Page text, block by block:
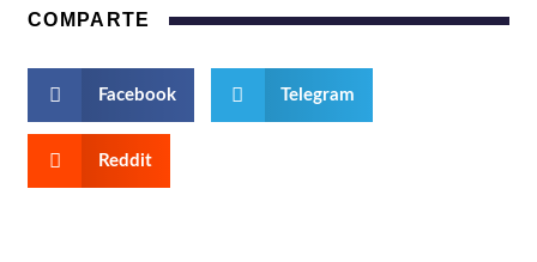
COMPARTE
Facebook Telegram
Reddit